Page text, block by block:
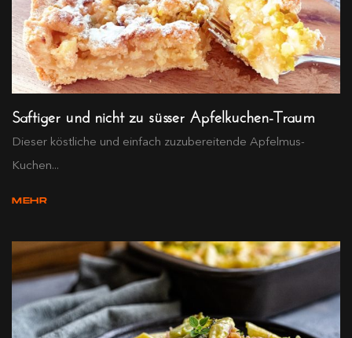
Saftiger und nicht zu süsser Apfelkuchen-Traum
Dieser köstliche und einfach zuzubereitende Apfelmus-
Kuchen...
MEHR